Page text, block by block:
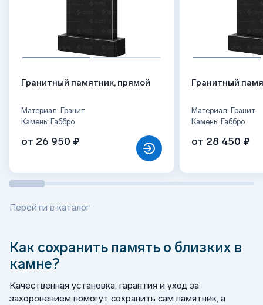
Гранитный памятник, прямой
Материал: Гранит
Камень: Габбро
от 26 950 ₽
Гранитный
Материал: Гранит
Камень: Габбро
от 28 450 ₽
Перейти в каталог
Как сохранить память о близких в
камне?
Качественная установка, гарантия и уход за
захоронением помогут сохранить сам памятник, а